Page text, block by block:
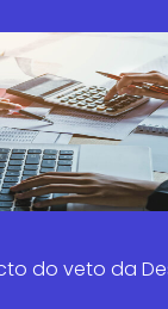
do veto da